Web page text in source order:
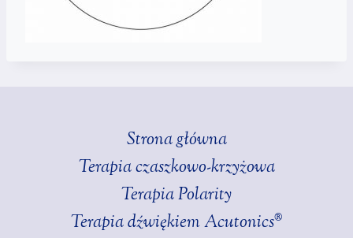
Strona główna
Terapia czaszkowo-krzyżowa
Terapia Polarity
Terapia dźwiękiem Acutonics®